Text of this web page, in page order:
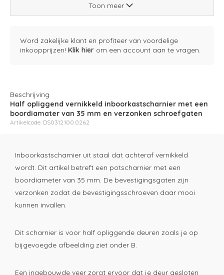
Toon meer
Word zakelijke klant en profiteer van voordelige
inkoopprijzen! Klik hier om een account aan te vragen.
Beschrijving
Half opliggend vernikkeld inboorkastscharnier met een
boordiamater van 35 mm en verzonken schroefgaten
Artikelcode: DS0312.100.0262
Inboorkastscharnier uit staal dat achteraf vernikkeld
wordt. Dit artikel betreft een potscharnier met een
boordiameter van 35 mm. De bevestigingsgaten zijn
verzonken zodat de bevestigingsschroeven daar mooi
kunnen invallen.
Dit scharnier is voor half opliggende deuren zoals je op
bijgevoegde afbeelding ziet onder B.
Een ingebouwde veer zorgt ervoor dat je deur gesloten